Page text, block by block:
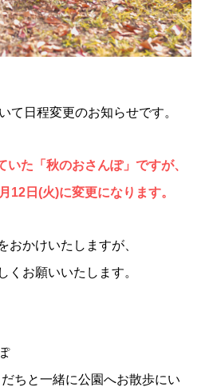
て日程変更のお知らせです。
いた「秋のおさんぽ」ですが、
12日(火)に変更になります。
おかけいたしますが、
くお願いいたします。
ちと一緒に公園へお散歩にい